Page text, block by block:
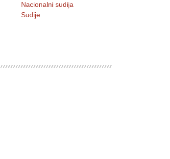
Nacionalni sudija
Sudije